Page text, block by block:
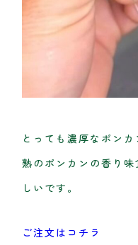
とっても濃厚なポン
熟のポンカンの香り
しいです。
ご注文はコチラ